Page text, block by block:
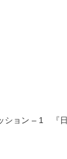
ョン – 1 『日